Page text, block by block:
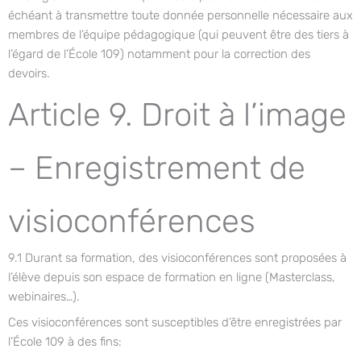
échéant à transmettre toute donnée personnelle nécessaire aux
membres de l’équipe pédagogique (qui peuvent être des tiers à
l’égard de l’École 109) notamment pour la correction des
devoirs.
Article 9. Droit à l’image
– Enregistrement de
visioconférences
9.1 Durant sa formation, des visioconférences sont proposées à
l’élève depuis son espace de formation en ligne (Masterclass,
webinaires…).
Ces visioconférences sont susceptibles d’être enregistrées par
l’École 109 à des fins: